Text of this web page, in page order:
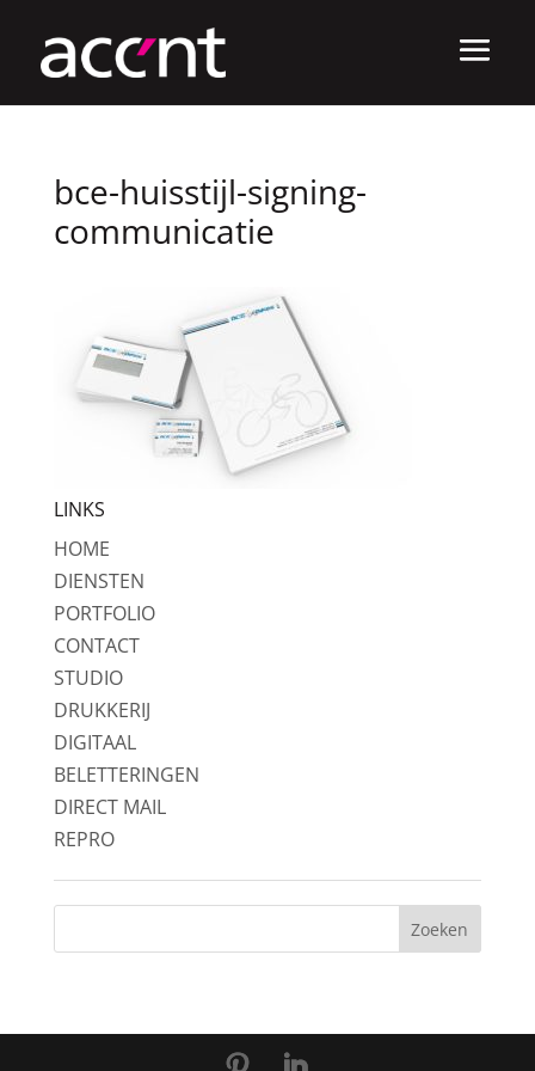
bce-huisstijl-signing-
communicatie
LINKS
HOME
DIENSTEN
PORTFOLIO
CONTACT
STUDIO
DRUKKERIJ
DIGITAAL
BELETTERINGEN
DIRECT MAIL
REPRO